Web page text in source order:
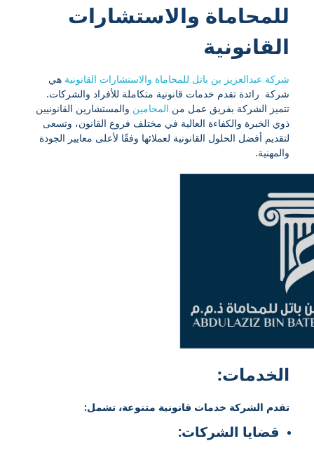
للمحاماة والاستشارات
القانونية
شركة عبدالعزيز بن باتل للمحاماة والاستشارات القانونية هي
شركة رائدة تقدم خدمات قانونية متكاملة للأفراد والشركات.
تتميز الشركة بفريق عمل من المحامين والمستشارين القانونيين
ذوي الخبرة والكفاءة العالية في مختلف فروع القانون، وتسعى
لتقديم أفضل الحلول القانونية لعملائها وفقًا لأعلى معايير الجودة
والمهنية.
الخدمات:
تقدم الشركة خدمات قانونية متنوعة، تشمل:
قضايا الشركات: